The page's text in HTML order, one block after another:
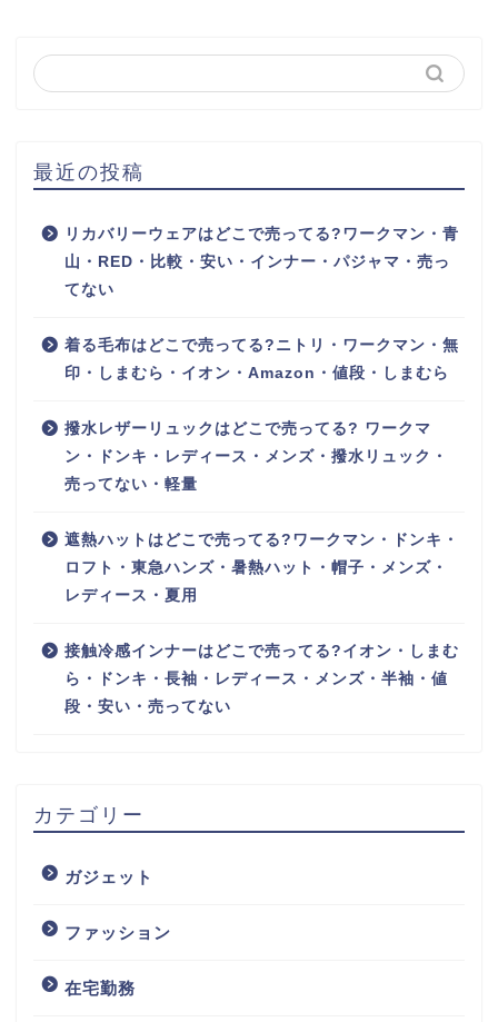
最近の投稿
リカバリーウェアはどこで売ってる?ワークマン・青
山・RED・比較・安い・インナー・パジャマ・売っ
てない
着る毛布はどこで売ってる?ニトリ・ワークマン・無
印・しまむら・イオン・Amazon・値段・しまむら
撥水レザーリュックはどこで売ってる? ワークマ
ン・ドンキ・レディース・メンズ・撥水リュック・
売ってない・軽量
遮熱ハットはどこで売ってる?ワークマン・ドンキ・
ロフト・東急ハンズ・暑熱ハット・帽子・メンズ・
レディース・夏用
接触冷感インナーはどこで売ってる?イオン・しまむ
ら・ドンキ・長袖・レディース・メンズ・半袖・値
段・安い・売ってない
カテゴリー
ガジェット
ファッション
在宅勤務